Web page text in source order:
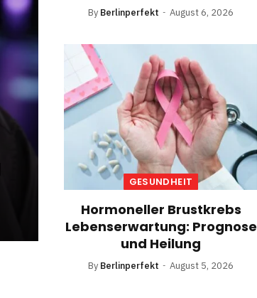
By Berlinperfekt August 6, 2026
GESUNDHEIT
Hormoneller Brustkrebs
Lebenserwartung: Prognose
und Heilung
By Berlinperfekt August 5, 2026